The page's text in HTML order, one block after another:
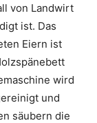
von Landwirt
ist. Das
Eiern ist
wird
und
säubern die